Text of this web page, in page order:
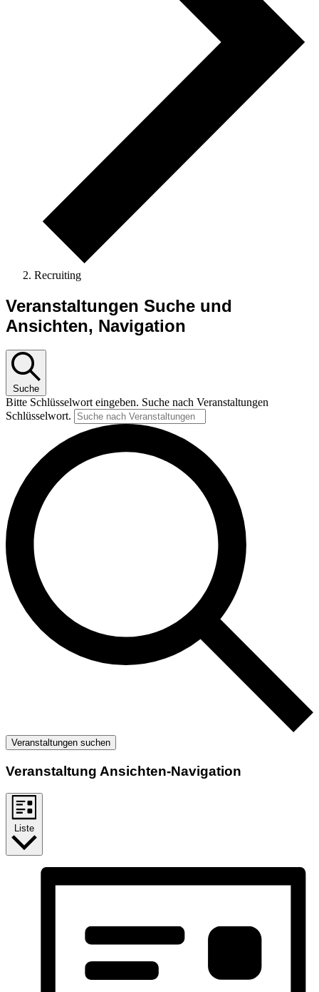
Recruiting
Veranstaltungen
Veranstaltungen Suche und
Ansichten, Navigation
Suche
Bitte Schlüsselwort eingeben. Suche nach Veranstaltungen
Schlüsselwort.
Veranstaltungen suchen
Veranstaltung Ansichten-Navigation
Liste